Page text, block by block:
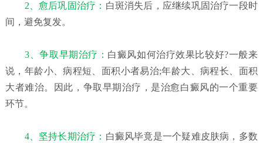
2、愈后巩固治疗： 白斑消失后，应继续巩固治疗一段时
间，避免复发。
3、争取早期治疗： 白癜风如何治疗效果比较好?一般来
说，年龄小、病程短、面积小者易治;年龄大、病程长、面积
大者难治。因此，争取早期治疗，是治愈白癜风的一个重要
环节。
4、坚持长期治疗： 白癜风毕竟是一个疑难皮肤病，多数